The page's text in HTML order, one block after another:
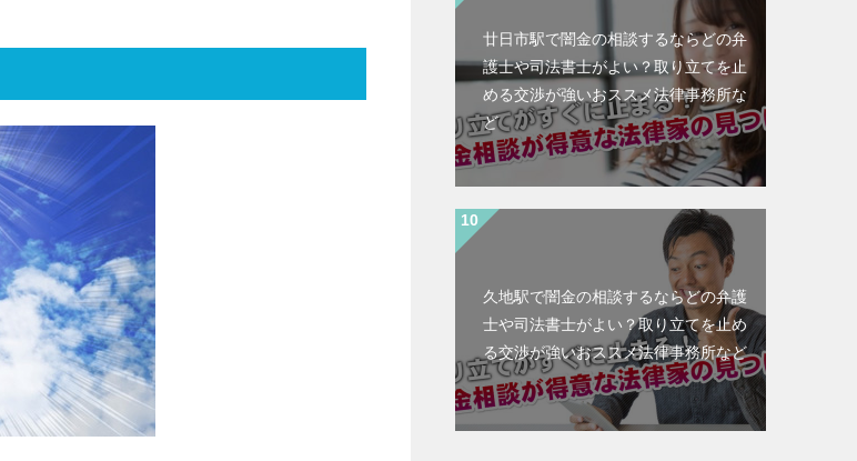
廿日市駅で闇金の相談するならどの弁
護士や司法書士がよい？取り立てを止
める交渉が強いおススメ法律事務所な
ど
久地駅で闇金の相談するならどの弁護
士や司法書士がよい？取り立てを止め
る交渉が強いおススメ法律事務所など